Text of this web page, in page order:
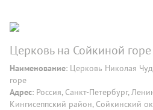
Церковь на Сойкиной горе
Наименование: Церковь Николая
горе
Адрес: Россия, Санкт-Петербург,
Кингисеппский район, Сойкинский